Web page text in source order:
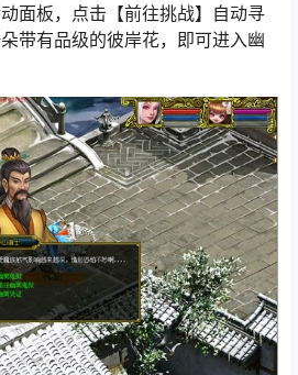
面板，点击【前往挑战】自动寻
带有品级的彼岸花，即可进入幽